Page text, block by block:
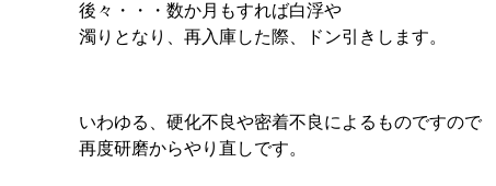
後々・・・数か月もすれば白浮や
濁りとなり、再入庫した際、ドン引きします。
いわゆる、硬化不良や密着不良によるものですので
再度研磨からやり直しです。